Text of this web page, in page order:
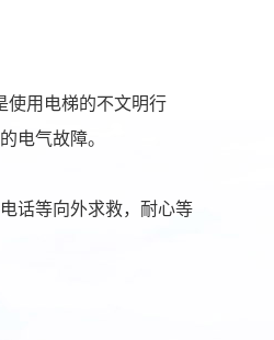
使用电梯的不文明行
电气故障。
话等向外求救，耐心等